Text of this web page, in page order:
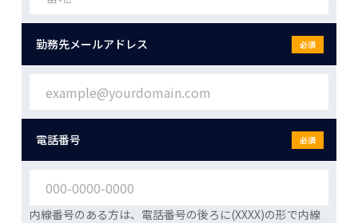
勤務先メールアドレス 必須
電話番号 必須
内線番号のある方は、電話番号の後ろに(XXXX)の形で内線